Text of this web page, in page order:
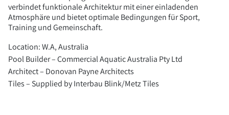
verbindet funktionale Architektur mit einer einladenden
Atmosphäre und bietet optimale Bedingungen für Sport,
Training und Gemeinschaft.
Location: W.A, Australia
Pool Builder – Commercial Aquatic Australia Pty Ltd
Architect – Donovan Payne Architects
Tiles – Supplied by Interbau Blink/Metz Tiles